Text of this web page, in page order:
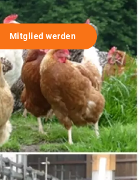
Mitglied werden